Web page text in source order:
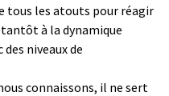
tous les atouts pour réagir
à la dynamique
niveaux de
connaissons, il ne sert